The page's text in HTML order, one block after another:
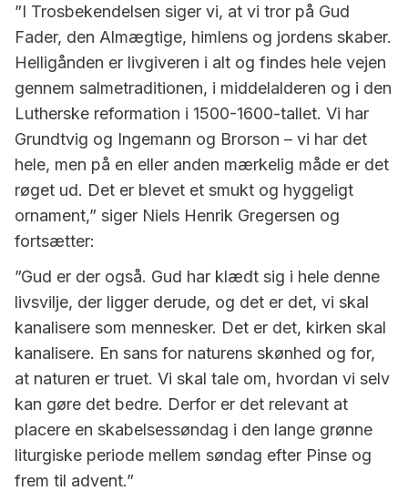
”I Trosbekendelsen siger vi, at vi tror på Gud
Fader, den Almægtige, himlens og jordens skaber.
Helligånden er livgiveren i alt og findes hele vejen
gennem salmetraditionen, i middelalderen og i den
Lutherske reformation i 1500-1600-tallet. Vi har
Grundtvig og Ingemann og Brorson – vi har det
hele, men på en eller anden mærkelig måde er det
røget ud. Det er blevet et smukt og hyggeligt
ornament,” siger Niels Henrik Gregersen og
fortsætter:
”Gud er der også. Gud har klædt sig i hele denne
livsvilje, der ligger derude, og det er det, vi skal
kanalisere som mennesker. Det er det, kirken skal
kanalisere. En sans for naturens skønhed og for,
at naturen er truet. Vi skal tale om, hvordan vi selv
kan gøre det bedre. Derfor er det relevant at
placere en skabelsessøndag i den lange grønne
liturgiske periode mellem søndag efter Pinse og
frem til advent.”